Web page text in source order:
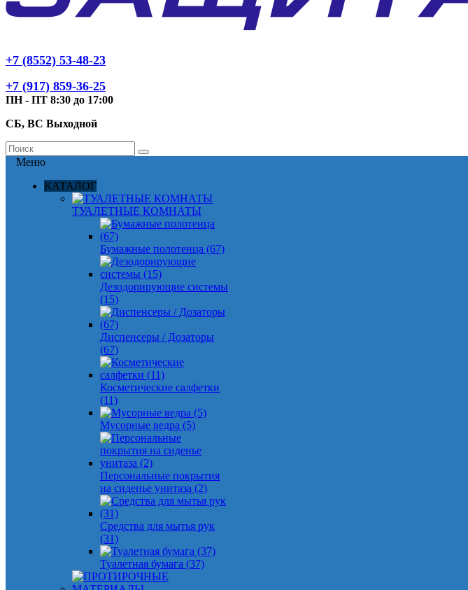
+7 (8552) 53-48-23
+7 (917) 859-36-25
ПН - ПТ 8:30 до 17:00
СБ, ВС Выходной
Меню
КАТАЛОГ
ТУАЛЕТНЫЕ КОМНАТЫ
Бумажные полотенца (67)
Дезодорирующие системы
(15)
Диспенсеры / Дозаторы
(67)
Косметические салфетки
(11)
Мусорные ведра (5)
Персональные покрытия
на сиденье унитаза (2)
Средства для мытья рук
(31)
Туалетная бумага (37)